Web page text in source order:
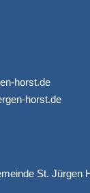
horst.de
horst.de
St. Jürgen